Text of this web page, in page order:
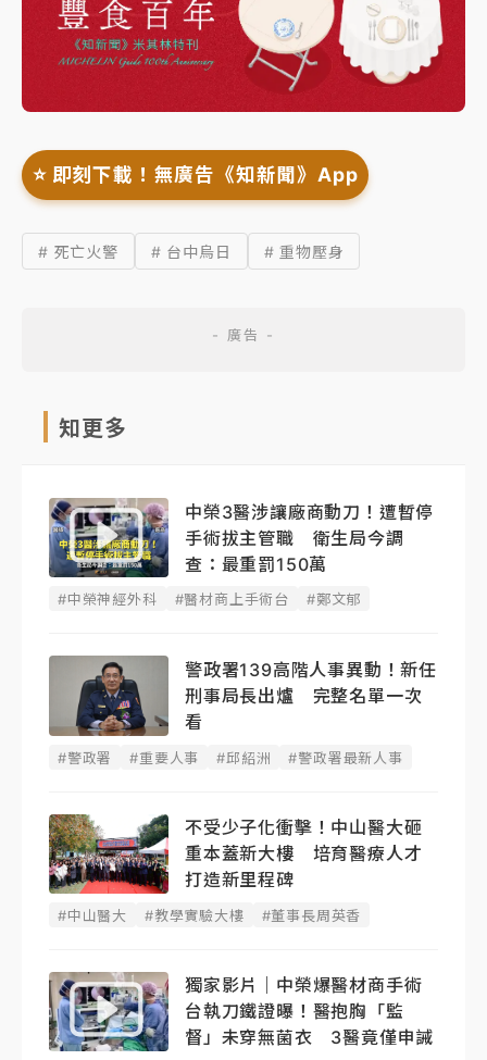
⭐️ 即刻下載！無廣告《知新聞》App
# 死亡火警 # 台中烏日 # 重物壓身
知更多
中榮3醫涉讓廠商動刀！遭暫停
手術拔主管職 衛生局今調
查：最重罰150萬
#中榮神經外科 #醫材商上手術台 #鄭文郁
警政署139高階人事異動！新任
刑事局長出爐 完整名單一次
看
#警政署 #重要人事 #邱紹洲 #警政署最新人事
不受少子化衝擊！中山醫大砸
重本蓋新大樓 培育醫療人才
打造新里程碑
#中山醫大 #教學實驗大樓 #董事長周英香
獨家影片｜中榮爆醫材商手術
台執刀鐵證曝！醫抱胸「監
督」未穿無菌衣 3醫竟僅申誡